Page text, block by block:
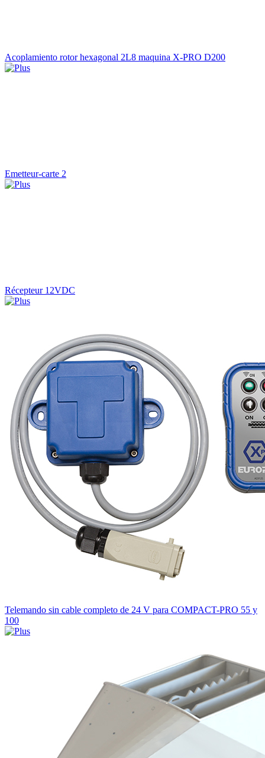
Acoplamiento rotor hexagonal 2L8 maquina X-PRO D200
Emetteur-carte 2
Récepteur 12VDC
Telemando sin cable completo de 24 V para COMPACT-PRO 55 y
100